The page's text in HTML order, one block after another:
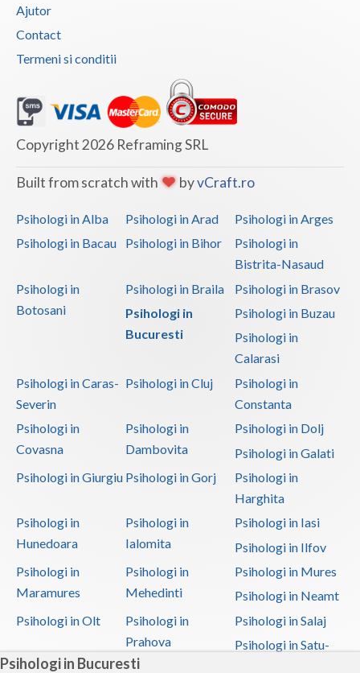
Psihologi in Bucuresti
Ajutor
Contact
Termeni si conditii
Copyright 2026 Reframing SRL
Built from scratch with byvCraft.ro
Psihologi in Alba Psihologi in Arad
Psihologi in Arges
Psihologi in Bacau
Psihologi in Bihor
Psihologi in
Bistrita-Nasaud
Psihologi in
Botosani
Psihologi in Braila
Psihologi in Brasov
Psihologi in
Bucuresti
Psihologi in Buzau
Psihologi in
Calarasi
Psihologi in Caras-
Severin
Psihologi in Cluj
Psihologi in
Constanta
Psihologi in
Covasna
Psihologi in
Dambovita
Psihologi in Dolj
Psihologi in Galati
Psihologi in Giurgiu Psihologi in Gorj
Psihologi in
Harghita
Psihologi in
Hunedoara
Psihologi in
Ialomita
Psihologi in Iasi
Psihologi in Ilfov
Psihologi in
Maramures
Psihologi in
Mehedinti
Psihologi in Mures
Psihologi in Neamt
Psihologi in Olt
Psihologi in
Prahova
Psihologi in Salaj
Psihologi in Satu-